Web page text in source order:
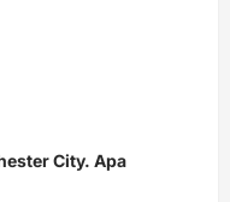
City. Apa